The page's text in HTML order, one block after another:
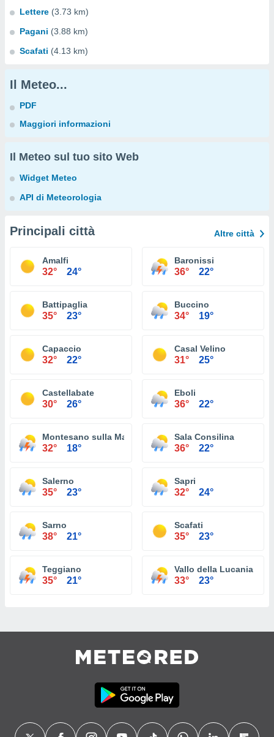
Lettere (3.73 km)
Pagani (3.88 km)
Scafati (4.13 km)
Il Meteo...
PDF
Maggiori informazioni
Il Meteo sul tuo sito Web
Widget Meteo
API di Meteorologia
Principali città Altre città
Amalfi
32° 24°
Baronissi
36° 22°
Battipaglia
35° 23°
Buccino
34° 19°
Capaccio
32° 22°
Casal Velino
31° 25°
Castellabate
30° 26°
Eboli
36° 22°
Montesano sulla Marcellana
32° 18°
Sala Consilina
36° 22°
Salerno
35° 23°
Sapri
32° 24°
Sarno
38° 21°
Scafati
35° 23°
Teggiano
35° 21°
Vallo della Lucania
33° 23°